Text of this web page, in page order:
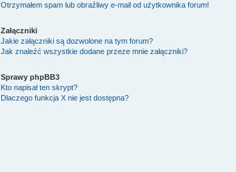
Otrzymałem spam lub obraźliwy e-mail od użytkownika forum!
Załączniki
Jakie załączniki są dozwolone na tym forum?
Jak znaleźć wszystkie dodane przeze mnie załączniki?
Sprawy phpBB3
Kto napisał ten skrypt?
Dlaczego funkcja X nie jest dostępna?